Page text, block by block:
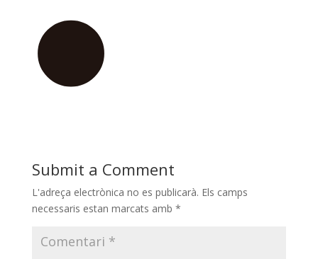
Submit a Comment
L'adreça electrònica no es publicarà. Els camps
necessaris estan marcats amb *